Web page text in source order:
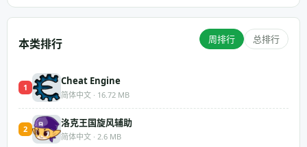
本类排行 周排行 总排行
1
Cheat Engine
简体中文 · 16.72 MB
2
洛克王国旋风辅助
简体中文 · 2.6 MB